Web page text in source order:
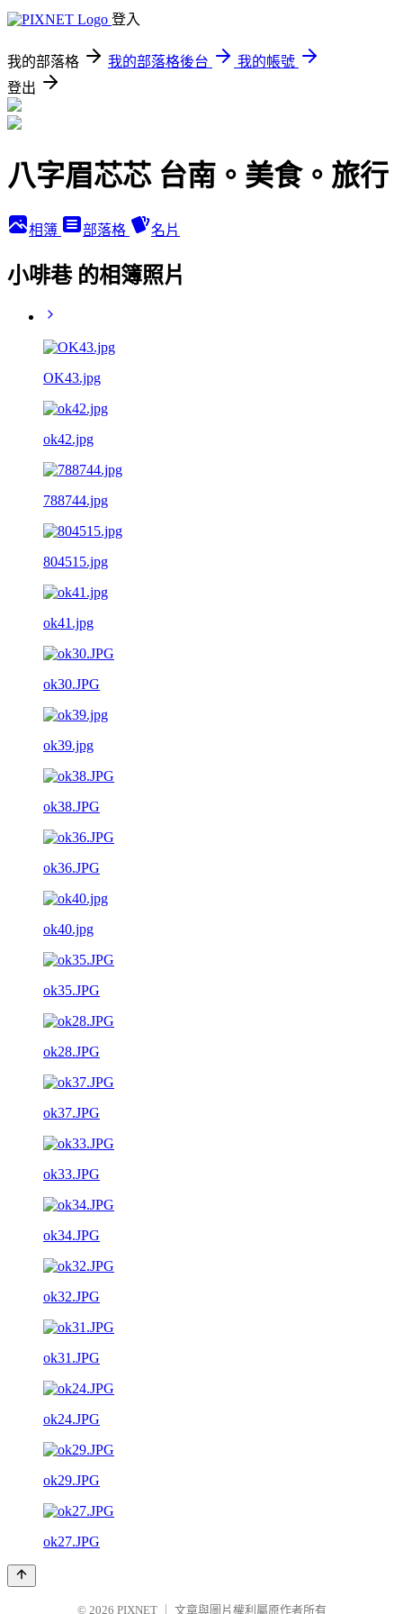
登入
我的部落格 我的部落格後台
我的帳號
登出
八字眉芯芯 台南。美食。旅行
相簿 部落格 名片
小啡巷 的相簿照片
OK43.jpg
ok42.jpg
788744.jpg
804515.jpg
ok41.jpg
ok30.JPG
ok39.jpg
ok38.JPG
ok36.JPG
ok40.jpg
ok35.JPG
ok28.JPG
ok37.JPG
ok33.JPG
ok34.JPG
ok32.JPG
ok31.JPG
ok24.JPG
ok29.JPG
ok27.JPG
© 2026 PIXNET 文章與圖片權利屬原作者所有